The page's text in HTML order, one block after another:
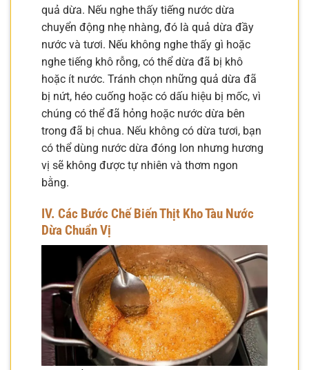
quả dừa. Nếu nghe thấy tiếng nước dừa
chuyển động nhẹ nhàng, đó là quả dừa đầy
nước và tươi. Nếu không nghe thấy gì hoặc
nghe tiếng khô rỗng, có thể dừa đã bị khô
hoặc ít nước. Tránh chọn những quả dừa đã
bị nứt, héo cuống hoặc có dấu hiệu bị mốc, vì
chúng có thể đã hỏng hoặc nước dừa bên
trong đã bị chua. Nếu không có dừa tươi, bạn
có thể dùng nước dừa đóng lon nhưng hương
vị sẽ không được tự nhiên và thơm ngon
bằng.
IV. Các Bước Chế Biến Thịt Kho Tàu Nước
Dừa Chuẩn Vị